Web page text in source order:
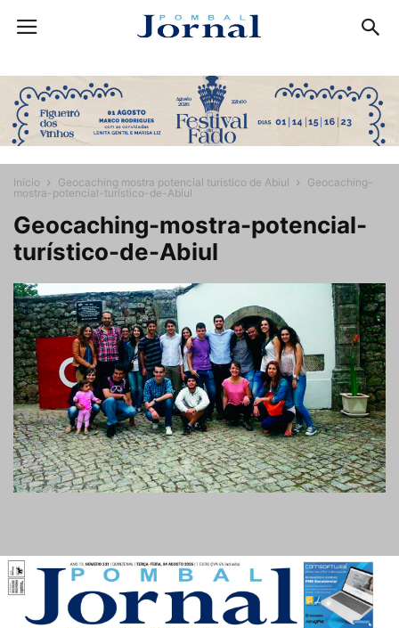
Início Geocaching mostra potencial turístico de Abiul
Geocaching-
mostra-potencial-turístico-de-Abiul
Geocaching-mostra-potencial-
turístico-de-Abiul